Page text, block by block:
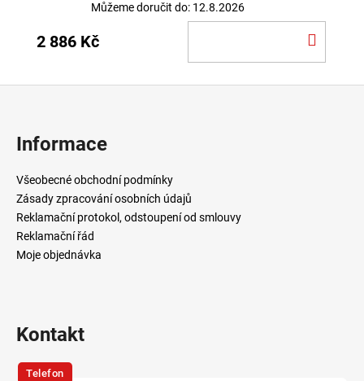
Můžeme doručit do: 12.8.2026
2 886 Kč
Informace
Všeobecné obchodní podmínky
Zásady zpracování osobních údajů
Reklamační protokol, odstoupení od smlouvy
Reklamační řád
Moje objednávka
Kontakt
Telefon